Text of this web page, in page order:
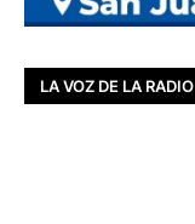
LA VOZ DE LA RADIO